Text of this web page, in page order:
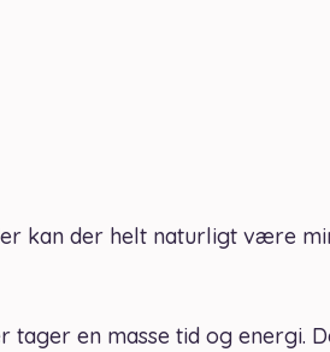
kan der helt naturligt være
tager en masse tid og energi.